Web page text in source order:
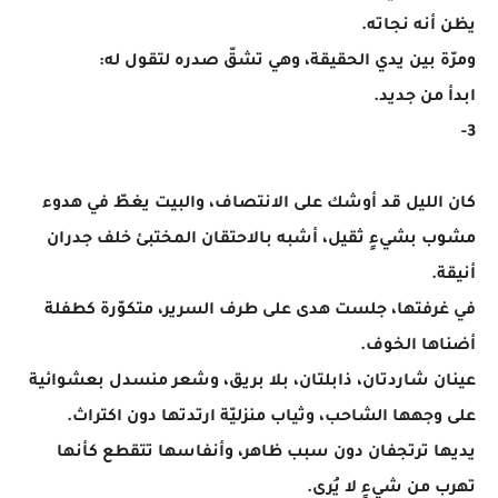
يظن أنه نجاته.
ومرّة بين يدي الحقيقة، وهي تشقّ صدره لتقول له:
ابدأ من جديد.
3-
كان الليل قد أوشك على الانتصاف، والبيت يغطّ في هدوء
مشوب بشيءٍ ثقيل، أشبه بالاحتقان المختبئ خلف جدران
أنيقة.
في غرفتها، جلست هدى على طرف السرير، متكوّرة كطفلة
أضناها الخوف.
عينان شاردتان، ذابلتان، بلا بريق، وشعر منسدل بعشوائية
على وجهها الشاحب، وثياب منزليّة ارتدتها دون اكتراث.
يديها ترتجفان دون سبب ظاهر، وأنفاسها تتقطع كأنها
تهرب من شيءٍ لا يُرى.